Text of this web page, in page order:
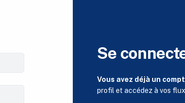
Se
Vous avez déjà un
profil et accédez à vos